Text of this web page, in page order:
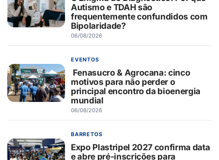
Autismo e TDAH são
frequentemente confundidos com
Bipolaridade?
06/08/2026
EVENTOS
Fenasucro & Agrocana: cinco
motivos para não perder o
principal encontro da bioenergia
mundial
06/08/2026
BARRETOS
Expo Plastripel 2027 confirma data
e abre pré-inscrições para